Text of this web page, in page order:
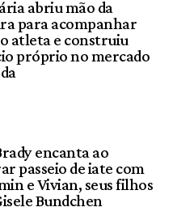
abriu mão da
para acompanhar
atleta e construiu
próprio no mercado
encanta ao
passeio de iate com
e Vivian, seus filhos
Bundchen